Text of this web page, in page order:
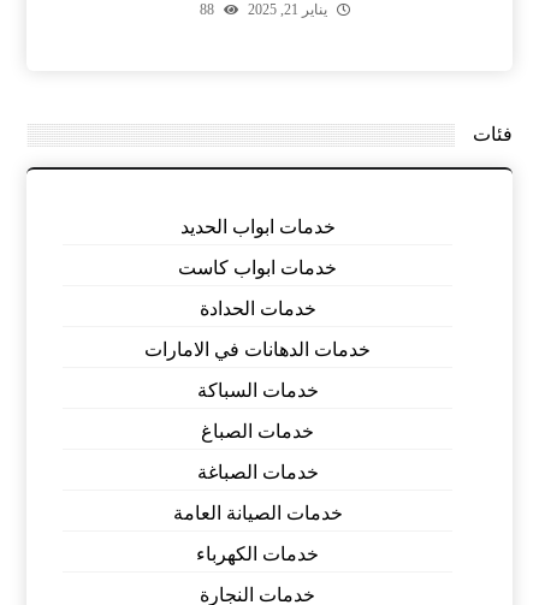
يناير 21, 2025 88
فئات
خدمات ابواب الحديد
خدمات ابواب كاست
خدمات الحدادة
خدمات الدهانات في الامارات
خدمات السباكة
خدمات الصباغ
خدمات الصباغة
خدمات الصيانة العامة
خدمات الكهرباء
خدمات النجارة